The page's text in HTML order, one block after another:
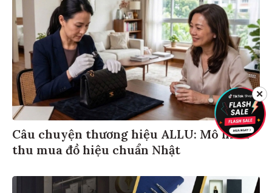
Câu chuyện thương hiệu ALLU: Mô hình
thu mua đồ hiệu chuẩn Nhật
✕